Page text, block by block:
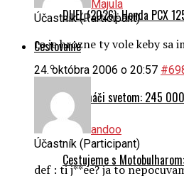
DUEL (2026): Honda PCX
Cestovanie
Na naháči svetom: 245
Cestujeme s
Majula
Účastník (Participant)
to je hrozne ty vole keby sa
24. októbra 2006 o 20:57
andoo
Účastník (Participant)
def : ti j**ee? ja to